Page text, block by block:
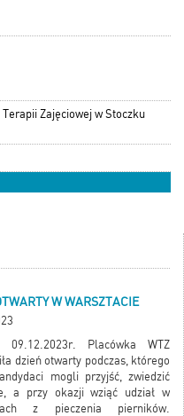
Zajęciowej w Stoczku
W WARSZTACIE
Placówka WTZ
dzień otwarty podczas, którego
mogli przyjść, zwiedzić
a przy okazji wziąć udział w
z pieczenia pierników.